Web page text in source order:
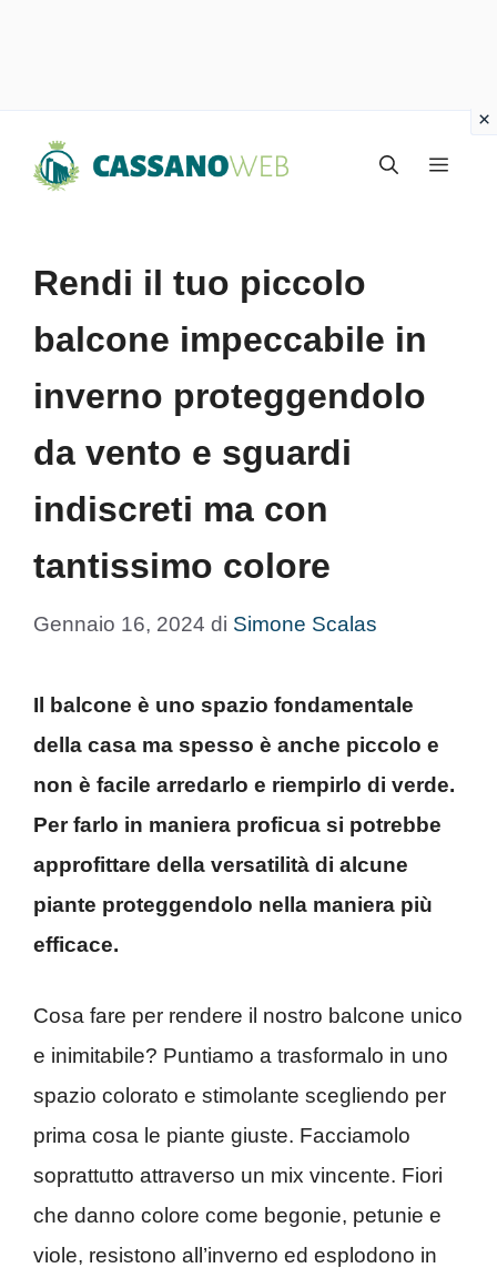
Menu
Rendi il tuo piccolo
balcone impeccabile in
inverno proteggendolo
da vento e sguardi
indiscreti ma con
tantissimo colore
Gennaio 16, 2024 di Simone Scalas
Il balcone è uno spazio fondamentale
della casa ma spesso è anche piccolo e
non è facile arredarlo e riempirlo di verde.
Per farlo in maniera proficua si potrebbe
approfittare della versatilità di alcune
piante proteggendolo nella maniera più
efficace.
Cosa fare per rendere il nostro balcone unico
e inimitabile? Puntiamo a trasformalo in uno
spazio colorato e stimolante scegliendo per
prima cosa le piante giuste. Facciamolo
soprattutto attraverso un mix vincente. Fiori
che danno colore come begonie, petunie e
viole, resistono all’inverno ed esplodono in